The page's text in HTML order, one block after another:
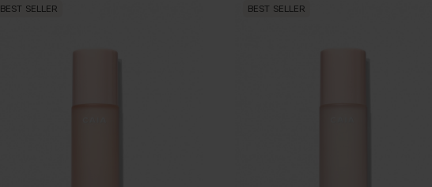
BEST SELLER BEST SELLER